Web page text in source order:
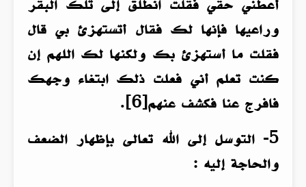
أعطني حقي فقلت انطلق إلى تلك البقر
وراعيها فإنها لك فقال أتستهزئ بي قال
فقلت ما أستهزئ بك ولكنها لك اللهم إن
كنت تعلم أني فعلت ذلك ابتغاء وجهك
فافرج عنا فكشف عنهم[6].
5- التوسل إلى الله تعالى بإظهار الضعف
والحاجة إليه :